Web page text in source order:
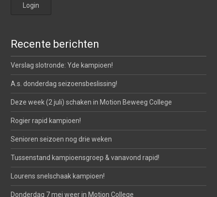
Recente berichten
Verslag slotronde: Yde kampioen!
A.s. donderdag seizoensbeslissing!
Deze week (2 juli) schaken in Motion Beweeg College
Rogier rapid kampioen!
Senioren seizoen nog drie weken
Tussenstand kampioensgroep & vanavond rapid!
Lourens snelschaak kampioen!
Donderdag 7 mei weer in Motion College